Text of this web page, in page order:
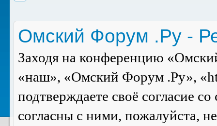
Омский Форум .Ру -
Заходя на конференцию
«наш», «Омский Форум .Ру»,
подтверждаете своё согласие
согласны с ними, пожалуйста,